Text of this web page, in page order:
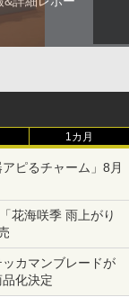
1カ月
ピるチャーム」8月
花海咲季 雨上がり
カマンブレードが
化決定